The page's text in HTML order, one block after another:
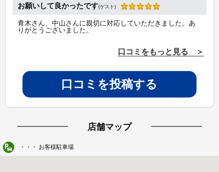
お願いして良かったです(ゲスト)
青木さん、中山さんに親切に対応していただきました。あ
りがとうございました。
口コミをもっと見る ＞
口コミを投稿する
店舗マップ
・・・ お客様駐車場